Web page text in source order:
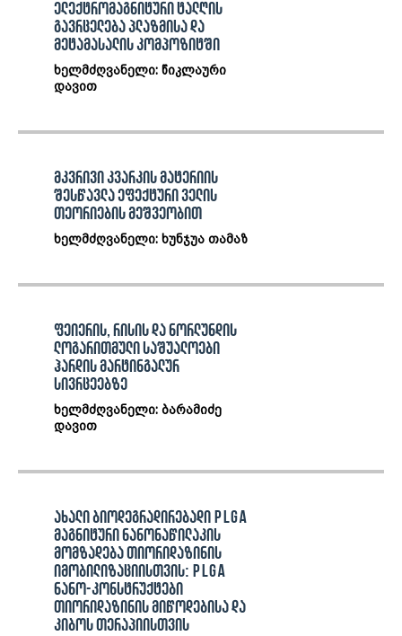
ელექტრომაგნიტური ტალღის
გავრცელება პლაზმისა და
მეტამასალის კომპოზიტში
ხელმძღვანელი: წიკლაური
დავით
მკვრივი კვარკის მატერიის
შესწავლა ეფექტური ველის
თეორიების მეშვეობით
ხელმძღვანელი: ხუნჯუა თამაზ
ფეიერის, რისის და ნორლუნდის
ლოგარითმული საშუალოები
ჰარდის მარტინგალურ
სივრცეებზე
ხელმძღვანელი: ბარამიძე
დავით
ახალი ბიოდეგრადირებადი PLGA
მაგნიტური ნანონაწილაკის
მომზადება თიორიდაზინის
იმობილიზაციისთვის: PLGA
ნანო-კონსტრუქტები
თიორიდაზინის მიწოდებისა და
კიბოს თერაპიისთვის